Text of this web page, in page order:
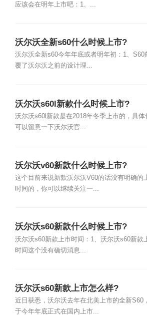
应该会在明年上市吧：1、...
沃尔沃全新s60什么时候上市?
沃尔沃全新s60今年年底或者明年初：1、S60
覆了沃尔沃之前的设计理...
沃尔沃s60l新款什么时候上市?
沃尔沃s60l新款是在2018年冬季上市的，具体
可以留意一下沃尔沃官...
沃尔沃v60新款什么时候上市?
这个目前来说新款沃尔沃V60的话没有明确的
时间的，你可以继续关注一...
沃尔沃s60新款什么时候上市?
沃尔沃s60新款上市时间：1、沃尔沃s60新款
时间这个没有确切消息...
沃尔沃s60新款上市怎么样?
近日获悉，沃尔沃去年在北美上市的全新S60
于今年年底正式在国内上市...